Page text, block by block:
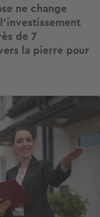
ne change
de 7
la pierre pour